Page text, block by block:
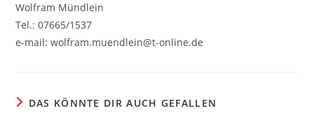
Wolfram Mündlein
Tel.: 07665/1537
e-mail: wolfram.muendlein@t-online.de
DAS KÖNNTE DIR AUCH GEFALLEN